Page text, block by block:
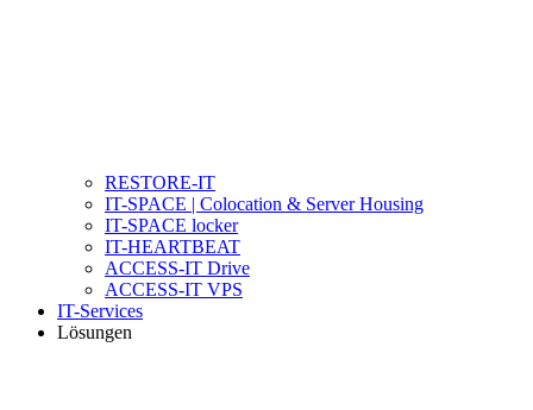
RESTORE-IT
IT-SPACE | Colocation & Server Housing
IT-SPACE locker
IT-HEARTBEAT
ACCESS-IT Drive
ACCESS-IT VPS
IT-Services
Lösungen